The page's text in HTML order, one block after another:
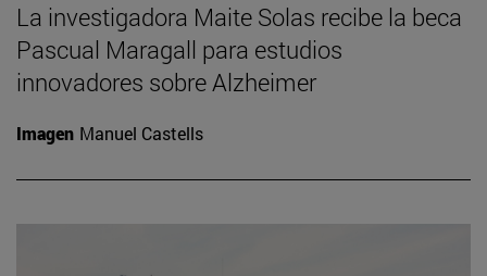
La investigadora Maite Solas recibe la beca
Pascual Maragall para estudios
innovadores sobre Alzheimer
Imagen Manuel Castells